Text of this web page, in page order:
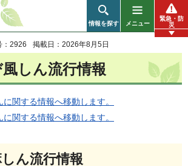
情報を探す メニュー
緊急・防
災
：2926 掲載日：2026年8月5日
しん流行情報
関する情報へ移動します。
関する情報へ移動します。
ん流行情報